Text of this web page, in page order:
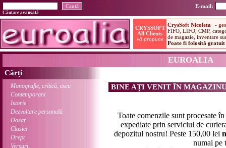
E-mail:
Căutare avansată
EUROALIA
Cărți
Monografie, critică, eseu
Contemporani
Istorie
Dezvoltare personală
Dosar
Clasici
Drept
Versuri
BINE AȚI VENIT ÎN
Toate comenzile sunt procesate în
expediate prin serviciul de
depozitul nostru! Peste 150,00 lei
numai pe